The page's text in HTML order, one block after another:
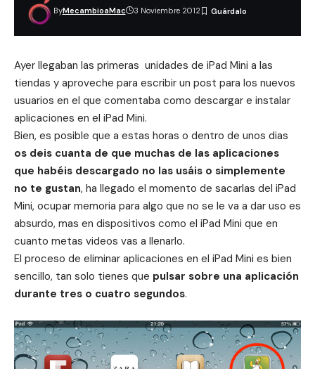
ByMecambioaMac 3 Noviembre 2012
Ayer llegaban las primeras unidades de iPad Mini a las
tiendas y aproveche para escribir un post para los nuevos
usuarios en el que comentaba como descargar e instalar
aplicaciones en el iPad Mini.
Bien, es posible que a estas horas o dentro de unos dias
os deis cuanta de que muchas de las aplicaciones
que habéis descargado no las usáis o simplemente
no te gustan, ha llegado el momento de sacarlas del iPad
Mini, ocupar memoria para algo que no se le va a dar uso es
absurdo, mas en dispositivos como el iPad Mini que en
cuanto metas videos vas a llenarlo.
El proceso de eliminar aplicaciones en el iPad Mini es bien
sencillo, tan solo tienes que pulsar sobre una aplicación
durante tres o cuatro segundos.